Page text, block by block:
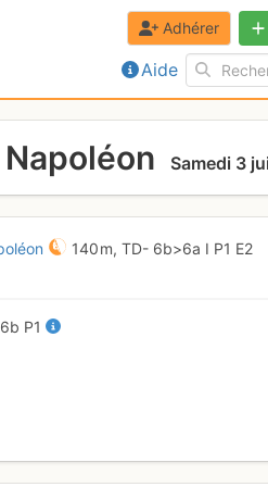
Aide
Adhérer
Samedi 3
140 m,TD- 6b>6a I P1 E2
6b P1